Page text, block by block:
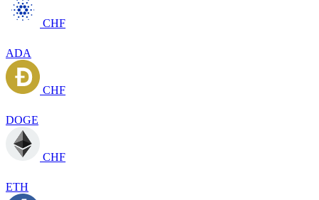
CHF
ADA
CHF
DOGE
CHF
ETH